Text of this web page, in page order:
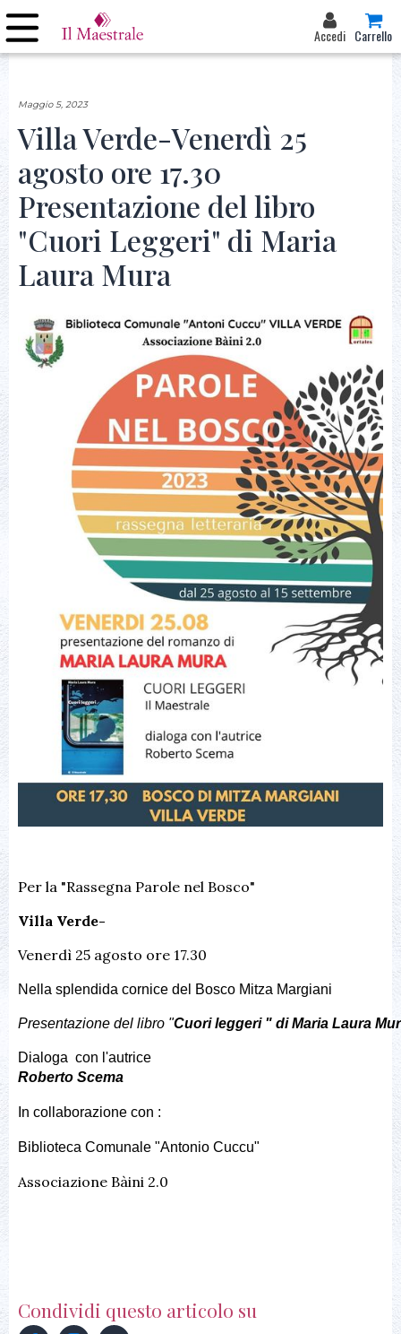
Accedi Carrello
Maggio 5, 2023
Villa Verde-Venerdì 25
agosto ore 17.30
Presentazione del libro
"Cuori Leggeri" di Maria
Laura Mura
Per la "Rassegna Parole nel Bosco"
Villa Verde-
Venerdì 25 agosto ore 17.30
Nella splendida cornice del Bosco Mitza Margiani
Presentazione del libro "Cuori leggeri " di Maria Laura
Dialoga  con l'autrice
Roberto Scema
In collaborazione con :
Biblioteca Comunale "Antonio Cuccu"
Associazione Bàini 2.0
Condividi questo articolo su